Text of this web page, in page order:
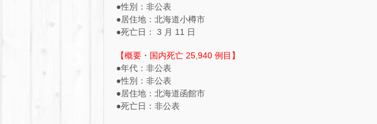
●性別：非公表
●居住地：北海道小樽市
●死亡日： 3 月 11 日
【概要・国内死亡 25,940 例目】
●年代：非公表
●性別：非公表
●居住地：北海道函館市
●死亡日：非公表